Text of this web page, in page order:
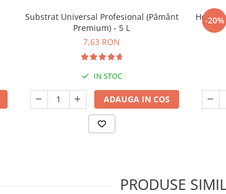
Substrat Universal Profesional (Pământ
Premium) - 5 L
7,63 RON
IN STOC
ADAUGA IN COS
-20%
PRODUSE